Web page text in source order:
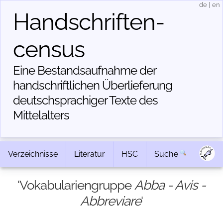
Handschriften­
census
Eine Bestandsaufnahme der
handschriftlichen Über­lieferung
deutschsprachiger Texte des
Mittelalters
de en
Verzeichnisse Literatur HSC Suche
'VokabulariengruppeAbba - Avis -
Abbreviare'